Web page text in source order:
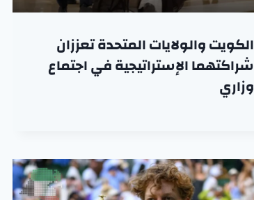
الكويت والولايات المتحدة تعززان
شراكتهما الإستراتيجية في اجتماع
وزاري